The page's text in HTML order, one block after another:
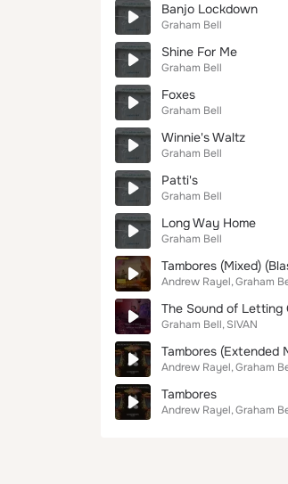
Banjo Lockdown
Graham Bell
Shine For Me
Graham Bell
Foxes
Graham Bell
Winnie's Waltz
Graham Bell
Patti's
Graham Bell
Long Way Home
Graham Bell
Tambores (Mixed)
Andrew Rayel Graham
The Sound of
Graham Bell SIVAN
Tambores (Extended
Andrew Rayel Graham
Tambores
Andrew Rayel Graham